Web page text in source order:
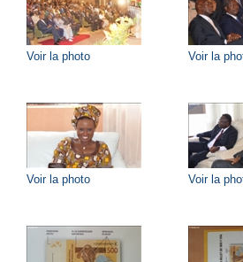
Voir la photo Voir la
Voir la photo Voir la